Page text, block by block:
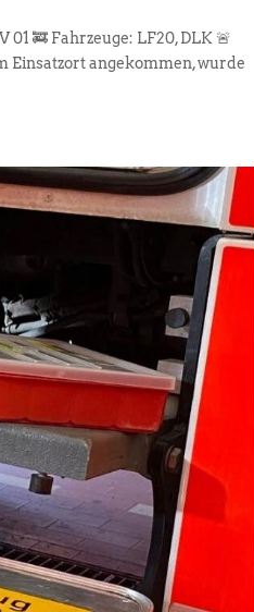
🚒 Fahrzeuge: LF20, DLK 🚨
angekommen, wurde